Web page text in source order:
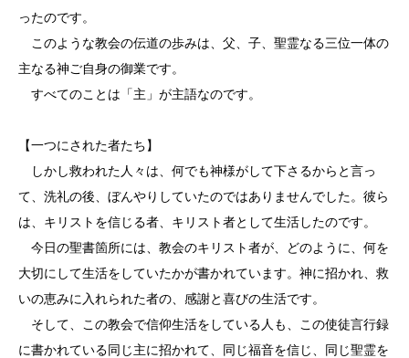
ったのです。
このような教会の伝道の歩みは、父、子、聖霊なる三位一体の
主なる神ご自身の御業です。
すべてのことは「主」が主語なのです。
【一つにされた者たち】
しかし救われた人々は、何でも神様がして下さるからと言っ
て、洗礼の後、ぼんやりしていたのではありませんでした。彼ら
は、キリストを信じる者、キリスト者として生活したのです。
今日の聖書箇所には、教会のキリスト者が、どのように、何を
大切にして生活をしていたかが書かれています。神に招かれ、救
いの恵みに入れられた者の、感謝と喜びの生活です。
そして、この教会で信仰生活をしている人も、この使徒言行録
に書かれている同じ主に招かれて、同じ福音を信じ、同じ聖霊を